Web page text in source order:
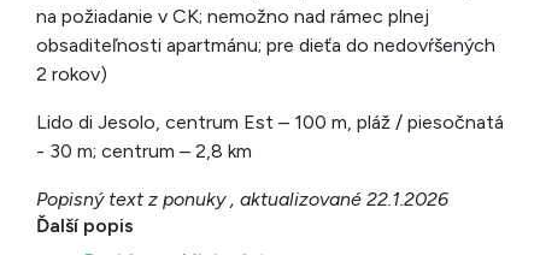
na požiadanie v CK; nemožno nad rámec plnej
obsaditeľnosti apartmánu; pre dieťa do nedovŕšených
2 rokov)
Lido di Jesolo, centrum Est – 100 m, pláž / piesočnatá
- 30 m; centrum – 2,8 km
Popisný text z ponuky , aktualizované 22.1.2026
Ďalší popis